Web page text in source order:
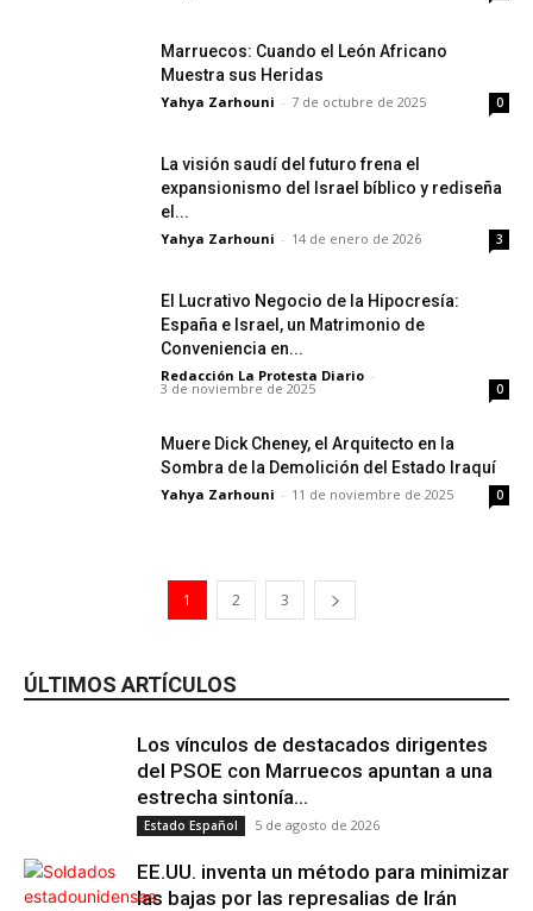
Marruecos: Cuando el León Africano
Muestra sus Heridas
Yahya Zarhouni - 7 de octubre de 2025 0
La visión saudí del futuro frena el
expansionismo del Israel bíblico y rediseña
el...
Yahya Zarhouni - 14 de enero de 2026 3
El Lucrativo Negocio de la Hipocresía:
España e Israel, un Matrimonio de
Conveniencia en...
Redacción La Protesta Diario -
3 de noviembre de 2025 0
Muere Dick Cheney, el Arquitecto en la
Sombra de la Demolición del Estado Iraquí
Yahya Zarhouni - 11 de noviembre de 2025 0
1 2 3
ÚLTIMOS ARTÍCULOS
Los vínculos de destacados dirigentes
del PSOE con Marruecos apuntan a una
estrecha sintonía...
Estado Español 5 de agosto de 2026
EE.UU. inventa un método para minimizar
las bajas por las represalias de Irán